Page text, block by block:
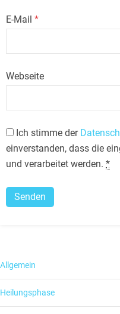
E-Mail *
Webseite
Ich stimme der
einverstanden, dass die
und verarbeitet werden. *
Allgemein
Heilungsphase